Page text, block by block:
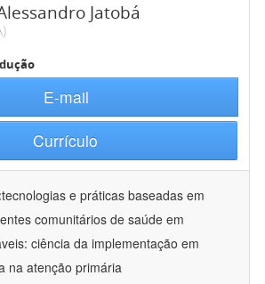
Jatobá
E-mail
Currículo
tecnologias e práticas baseadas em
comunitários de saúde em
ciência da implementação em
na atenção primária